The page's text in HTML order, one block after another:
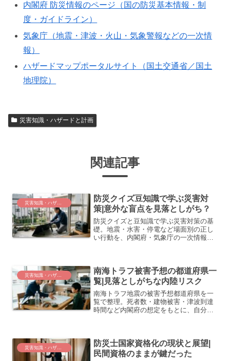
内閣府 防災情報のページ（国の防災基本情報・制
度・ガイドライン）
気象庁（地震・津波・火山・気象警報などの一次情
報）
ハザードマップポータルサイト（国土交通省／国土
地理院）
災害知識・ハザードと計画
関連記事
防災クイズ豆知識で学ぶ災害対
策|意外な盲点を見落としがち？
防災クイズと豆知識で学ぶ災害対策の基
礎。地震・水害・停電など場面別の正し
い行動を、内閣府・気象庁の一次情報を
南海トラフ被害予想の都道府県一
覧|見落としがちな内陸リスク
南海トラフ地震の被害予想都道府県を一
覧で整理。死者数・建物被害・津波到達
時間など内閣府の想定をもとに、自分の
防災士国家資格化の現状と展望|
民間資格のままが鍵だった